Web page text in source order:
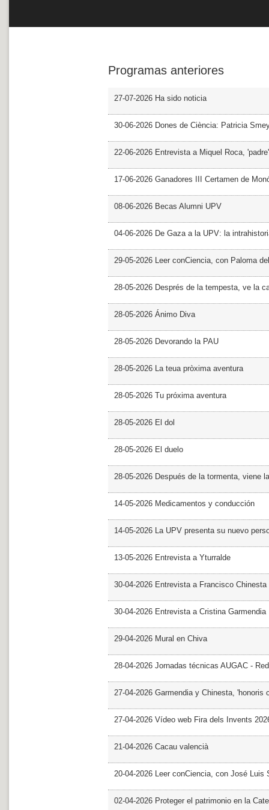
Programas anteriores
27-07-2026 Ha sido noticia
30-06-2026 Dones de Ciència: Patricia
22-06-2026 Entrevista a Miquel Roca,
17-06-2026 Ganadores III Certamen de
08-06-2026 Becas Alumni UPV
04-06-2026 De Gaza a la UPV: la
29-05-2026 Leer conCiencia, con Paloma
28-05-2026 Després de la tempesta, ve la
28-05-2026 Ánimo Diva
28-05-2026 Devorando la PAU
28-05-2026 La teua pròxima aventura
28-05-2026 Tu próxima aventura
28-05-2026 El dol
28-05-2026 El duelo
28-05-2026 Después de la tormenta, viene
14-05-2026 Medicamentos y conducción
14-05-2026 La UPV presenta su nuevo
13-05-2026 Entrevista a Yturralde
30-04-2026 Entrevista a Francisco Chinesta
30-04-2026 Entrevista a Cristina Garmendia
29-04-2026 Mural en Chiva
28-04-2026 Jornadas técnicas AUGAC -
27-04-2026 Garmendia y Chinesta, 'honoris
27-04-2026 Vídeo web Fira dels Invents
21-04-2026 Cacau valencià
20-04-2026 Leer conCiencia, con José Luis
02-04-2026 Proteger el patrimonio en la